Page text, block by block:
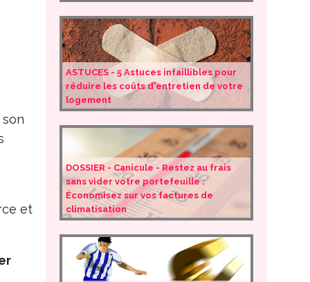
et
ASTUCES - 5 Astuces infaillibles pour
réduire les coûts d'entretien de votre
logement
DOSSIER - Canicule - Restez au frais
sans vider votre portefeuille :
Économisez sur vos factures de
climatisation